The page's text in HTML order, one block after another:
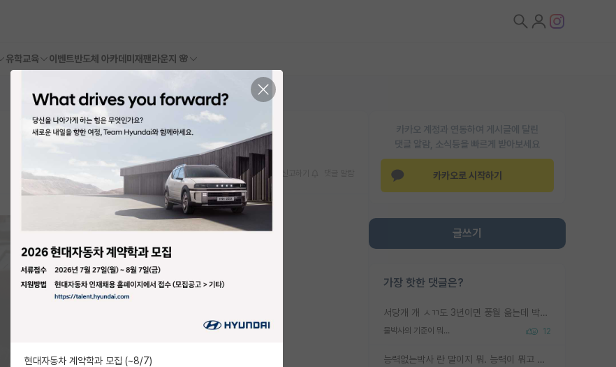
유학교육 이벤트반도체 아카데미 재팬라운지 🌸
카카오 계정과 연동하여 게시글에 달린
댓글 알람, 소식등을 빠르게 받아보세요
카카오로 시작하기
글쓰기
가장 핫한 댓글은?
서당개 개 ㅅㄲ도 3년이면 풍월 읊는데 박사 5년 이상 대리고 있으면서 물된건 교수 탓 맞는ㄱ게 거기가 서당이 아니란 소리임
물박사의 기준이 뭐임? 12
능력없는박사 란 말이지 뭐. 능력이 뭐고 능력이 있다는게 뭔지는 사람마다 기준이 다르니까 얘기해봐야 서로 자기 기준만 얘기해서 논쟁이 끝이 안나고. 주위에서 능력있고 야심있는 신입생이 교수가 유의미한 피드백을 아예 안주면서 제대로된 과제에 참여해볼 기회도 제공하지 않고 잡일 뺑뺑이만 돌려서 맨날 단순작업만 하면서 밤새다가 눈빛이 점점 죽어가는걸 본 사람은 물박사는 교수탓이라고 하고, 교수는 이것저것 알려도 주고 기회도 주고 사수 동기 붙여주면서 어떻게든 끌고가려고 하는데 본인이 매일 뺀질거리면서 출근 하는둥마는둥 하다가 기껏 와서도 폰이나 쳐다보다가 실험 망치고 저녁약속있어서 먼저 가볼게요~ 하는걸 본 사람은 물박사는 본인탓이라고 함.
스크랩
현대자동차 계약학과 모집 (~8/7)